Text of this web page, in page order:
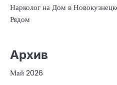
Нарколог на Дом в
Рядом
Архив
Май 2026